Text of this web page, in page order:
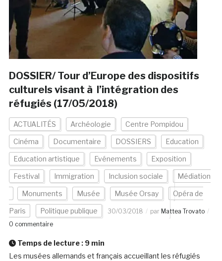
DOSSIER/ Tour d’Europe des dispositifs
culturels visant à l’intégration des
réfugiés (17/05/2018)
ACTUALITÉS Archéologie Centre Pompidou
Cinéma Documentaire DOSSIERS Education
Education artistique Evénements Exposition
Festival Immigration Inclusion sociale Médiation
Monuments Musée Musée Orsay Opéra de
Paris Politique publique 30/03/2018 par Mattea Trovato
0 commentaire
Temps de lecture : 9 min
Les musées allemands et français accueillant les réfugiés